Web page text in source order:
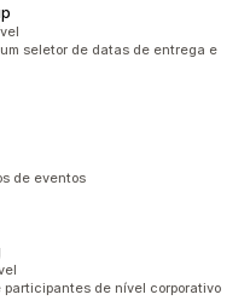
seletor de datas de entrega e
de eventos
de nível corporativo